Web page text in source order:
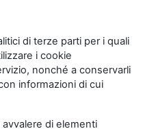
di terze parti per i quali
i cookie
nonché a conservarli
informazioni di cui
di elementi